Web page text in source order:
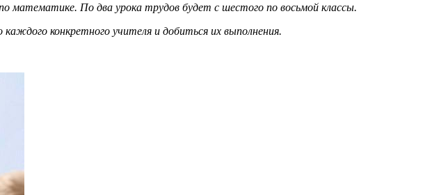
математике. По два урока трудов будет с шестого по восьмой классы.
конкретного учителя и добиться их выполнения.